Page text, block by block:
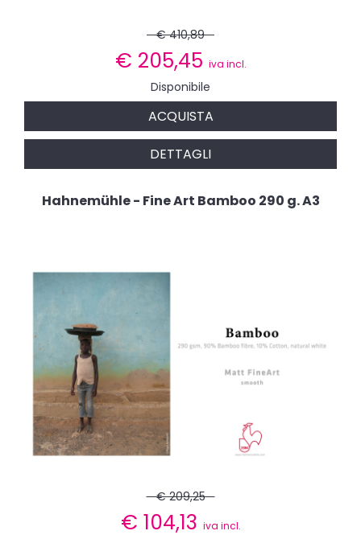
€ 410,89
€ 205,45 iva incl.
Disponibile
ACQUISTA
DETTAGLI
Hahnemühle - Fine Art Bamboo 290 g. A3
€ 209,25
€ 104,13 iva incl.